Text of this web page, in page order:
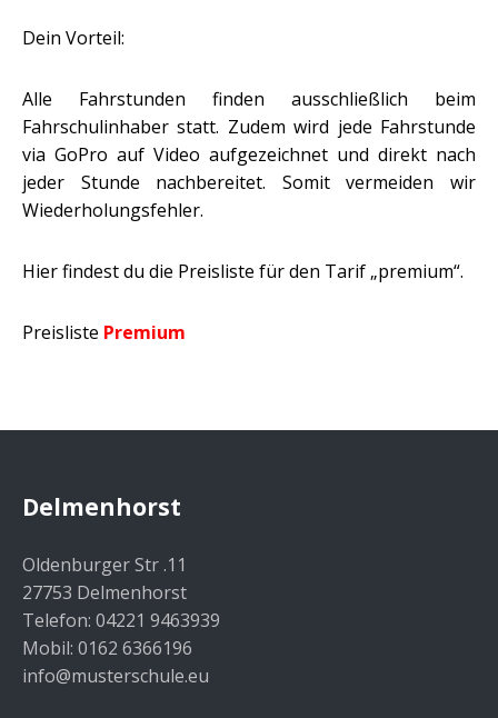
Dein Vorteil:
Alle Fahrstunden finden ausschließlich beim
Fahrschulinhaber statt. Zudem wird jede Fahrstunde
via GoPro auf Video aufgezeichnet und direkt nach
jeder Stunde nachbereitet. Somit vermeiden wir
Wiederholungsfehler.
Hier findest du die Preisliste für den Tarif „premium“.
Preisliste Premium
Delmenhorst
Oldenburger Str .11
27753 Delmenhorst
Telefon: 04221 9463939
Mobil: 0162 6366196
info@musterschule.eu